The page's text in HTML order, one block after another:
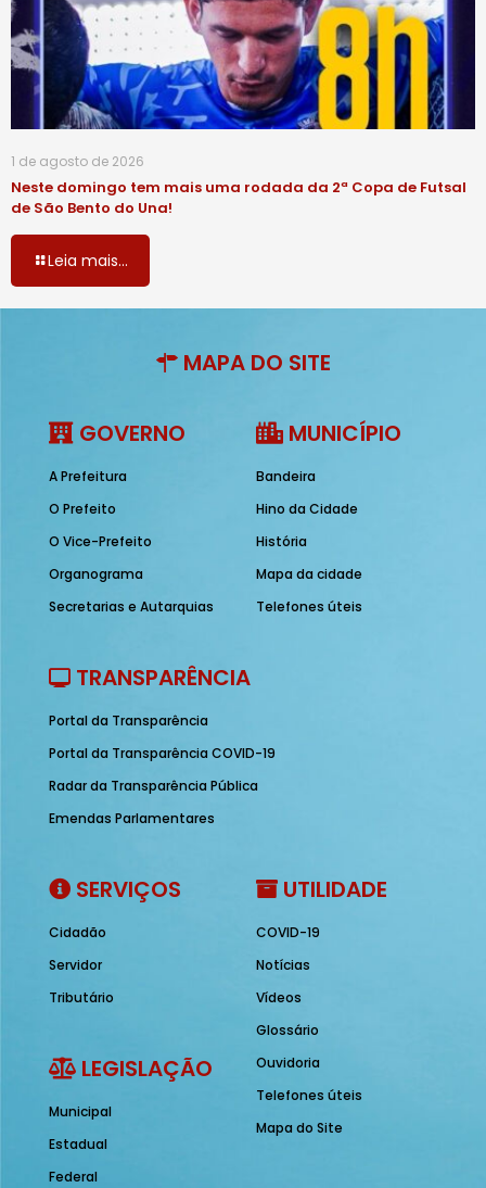
1 de agosto de 2026
Neste domingo tem mais uma rodada da 2ª Copa de Futsal
de São Bento do Una!
Leia mais...
MAPA DO SITE
GOVERNO
A Prefeitura
O Prefeito
O Vice-Prefeito
Organograma
Secretarias e Autarquias
MUNICÍPIO
Bandeira
Hino da Cidade
História
Mapa da cidade
Telefones úteis
TRANSPARÊNCIA
Portal da Transparência
Portal da Transparência COVID-19
Radar da Transparência Pública
Emendas Parlamentares
SERVIÇOS
Cidadão
Servidor
Tributário
LEGISLAÇÃO
Municipal
Estadual
Federal
UTILIDADE
COVID-19
Notícias
Vídeos
Glossário
Ouvidoria
Telefones úteis
Mapa do Site